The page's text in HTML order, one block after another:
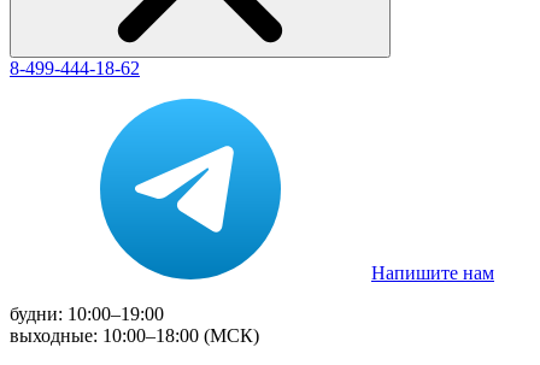
8-499-444-18-62
Напишите нам
будни: 10:00–19:00
выходные: 10:00–18:00 (МСК)